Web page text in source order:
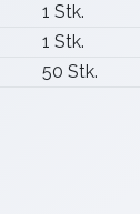
1 Stk.
1 Stk.
50 Stk.